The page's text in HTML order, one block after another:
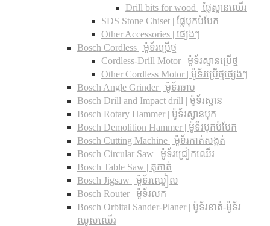
Drill bits for wood |​ ផ្លែស្វានឈើរ
SDS Stone Chiset |​ ផ្លែបុកបំបែក
Other Accessories | ផ្សេងៗ
Bosch Cordless | ម៉ូទ័រប្រើថ្ម
Cordless-Drill Motor | ម៉ូទ័រស្វានប្រើថ្ម
Other Cordless Motor | ម៉ូទ័រប្រើថ្មផ្សេងៗ
Bosch Angle Grinder | ម៉ូទ័រឆាប
Bosch Drill and Impact drill | ម៉ូទ័រស្វាន
Bosch Rotary Hammer | ម៉ូទ័រស្វានបុក
Bosch Demolition Hammer | ម៉ូទ័របុកបំបែក
Bosch Cutting Machine | ម៉ូទ័រកាត់សង្កត់
Bosch Circular Saw | ម៉ូទ័រជ្រៀកឈើរ
Bosch Table Saw | តុកាត់
Bosch Jigsaw | ម៉ូទ័រឈ្វៀល
Bosch Router | ម៉ូទ័រលក
Bosch Orbital Sander-Planer​ | ម៉ូទ័រខាត់-ម៉ូទ័រ
ឈូសឈើរ